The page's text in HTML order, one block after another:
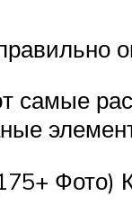
самые
Фото)